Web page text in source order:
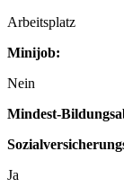
Arbeitsplatz
Minijob:
Nein
Mindest-
Ja